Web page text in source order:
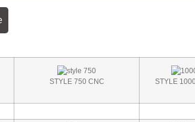
STYLE 750 CNC STYLE